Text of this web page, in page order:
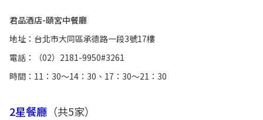
君品酒店-頤宮中餐廳
地址：台北市大同區承德路一段3號17樓
電話：（02）2181-9950#3261
時間：11：30～14：30、17：30～21：30
2星餐廳 （共5家）